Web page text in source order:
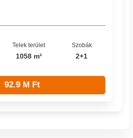
Telek terület
1058 m²
Szobák
2+1
92.9 M Ft